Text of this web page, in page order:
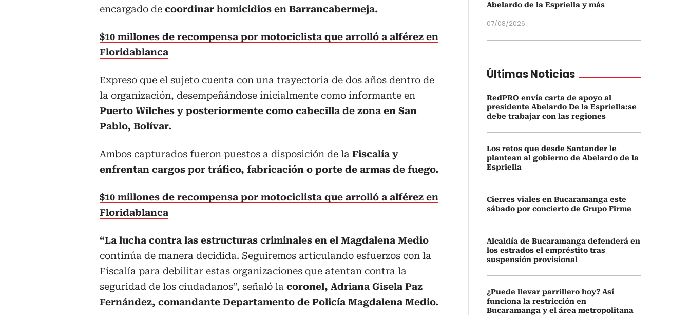
encargado de coordinar homicidios en Barrancabermeja.
$10 millones de recompensa por motociclista que arrolló a alférez en
Floridablanca
Expreso que el sujeto cuenta con una trayectoria de dos años dentro de
la organización, desempeñándose inicialmente como informante en
Puerto Wilches y posteriormente como cabecilla de zona en San
Pablo, Bolívar.
Ambos capturados fueron puestos a disposición de la Fiscalía y
enfrentan cargos por tráfico, fabricación o porte de armas de fuego.
$10 millones de recompensa por motociclista que arrolló a alférez en
Floridablanca
“La lucha contra las estructuras criminales en el Magdalena Medio
continúa de manera decidida. Seguiremos articulando esfuerzos con la
Fiscalía para debilitar estas organizaciones que atentan contra la
seguridad de los ciudadanos”, señaló la coronel, Adriana Gisela Paz
Fernández, comandante Departamento de Policía Magdalena Medio.
Abelardo de la Espriella y más
07/08/2026
Últimas Noticias
RedPRO envía carta de apoyo al
presidente Abelardo De la Espriella:se
debe trabajar con las regiones
Los retos que desde Santander le
plantean al gobierno de Abelardo de la
Espriella
Cierres viales en Bucaramanga este
sábado por concierto de Grupo Firme
Alcaldía de Bucaramanga defenderá en
los estrados el empréstito tras
suspensión provisional
¿Puede llevar parrillero hoy? Así
funciona la restricción en
Bucaramanga y el área metropolitana